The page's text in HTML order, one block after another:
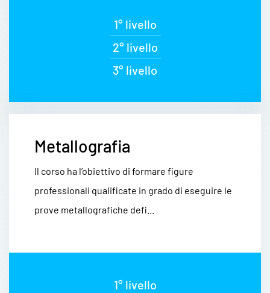
1° livello
2° livello
3° livello
Metallografia
Il corso ha l’obiettivo di formare figure
professionali qualificate in grado di eseguire le
prove metallografiche defi...
1° livello